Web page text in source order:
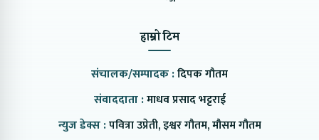
हाम्रो टिम
संचालक/सम्पादक :दिपक गौतम
संवाददाता :माधव प्रसाद भट्टराई
न्युज डेक्स :पवित्रा उप्रेती, इश्वर गौतम, मौसम गौतम